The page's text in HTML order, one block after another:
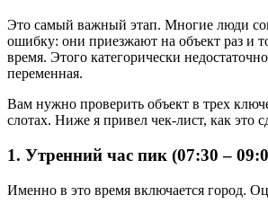
Это самый важный этап. Многие люди
ошибку: они приезжают на объект раз и
время. Этого категорически
переменная.
Вам нужно проверить объект в трех
слотах. Ниже я привел чек-лист, как это
1. Утренний час пик (07:30 –
Именно в это время включается город.